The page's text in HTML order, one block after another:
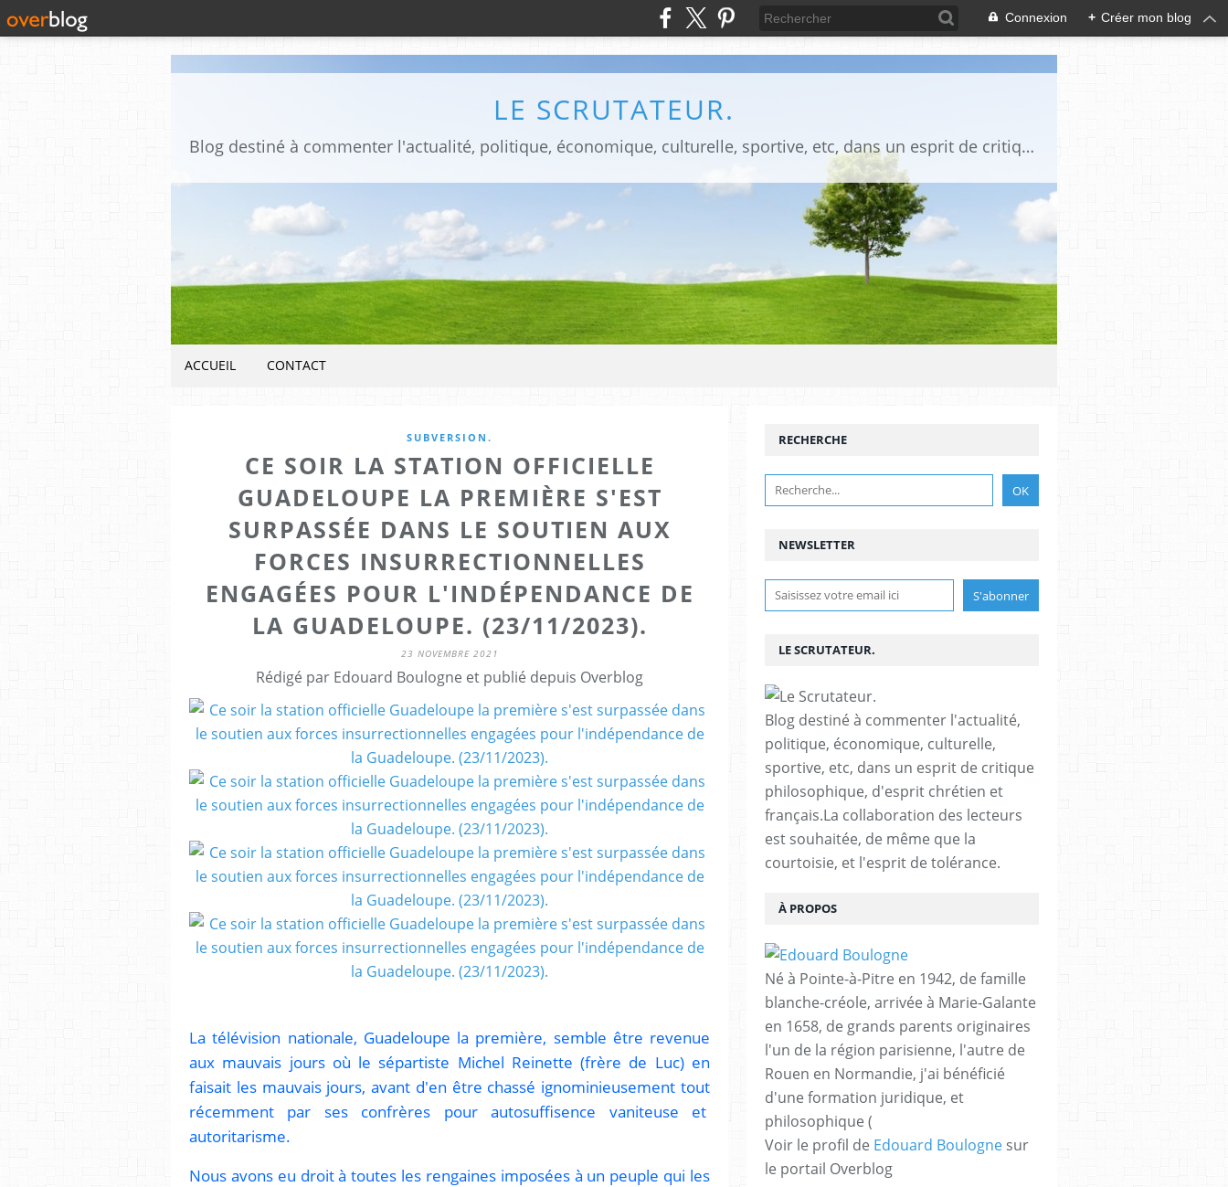
Connexion + Créer mon blog
LE SCRUTATEUR.
Blog destiné à commenter l'actualité, politique, économique, culturelle, sportive, etc, dans un esprit de critique philosophique, d'esprit chrétien et français.La collaboration des lecteurs est souhaitée, de même que la courtoisie, et l'esprit de tolérance.
ACCUEIL CONTACT
SUBVERSION.
CE SOIR LA STATION OFFICIELLE
GUADELOUPE LA PREMIÈRE S'EST
SURPASSÉE DANS LE SOUTIEN AUX
FORCES INSURRECTIONNELLES
ENGAGÉES POUR L'INDÉPENDANCE DE
LA GUADELOUPE. (23/11/2023).
23 NOVEMBRE 2021
Rédigé par Edouard Boulogne et publié depuis Overblog
La télévision nationale, Guadeloupe la première, semble être revenue
aux mauvais jours où le sépartiste Michel Reinette (frère de Luc) en
faisait les mauvais jours, avant d'en être chassé ignominieusement tout
récemment par ses confrères pour autosuffisence vaniteuse et
autoritarisme.
Nous avons eu droit à toutes les rengaines imposées à un peuple qui les
NEWSLETTER
RECHERCHE
LE SCRUTATEUR.
Blog destiné à commenter l'actualité,
politique, économique, culturelle,
sportive, etc, dans un esprit de critique
philosophique, d'esprit chrétien et
français.La collaboration des lecteurs
est souhaitée, de même que la
courtoisie, et l'esprit de tolérance.
À PROPOS
Né à Pointe-à-Pitre en 1942, de famille
blanche-créole, arrivée à Marie-Galante
en 1658, de grands parents originaires
l'un de la région parisienne, l'autre de
Rouen en Normandie, j'ai bénéficié
d'une formation juridique, et
philosophique (
Voir le profil de Edouard Boulogne sur
le portail Overblog